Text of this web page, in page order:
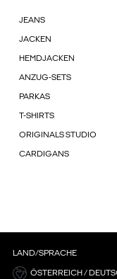
JEANS
JACKEN
HEMDJACKEN
ANZUG-SETS
PARKAS
T-SHIRTS
ORIGINALS STUDIO
CARDIGANS
LAND/SPRACHE
ÖSTERREICH /